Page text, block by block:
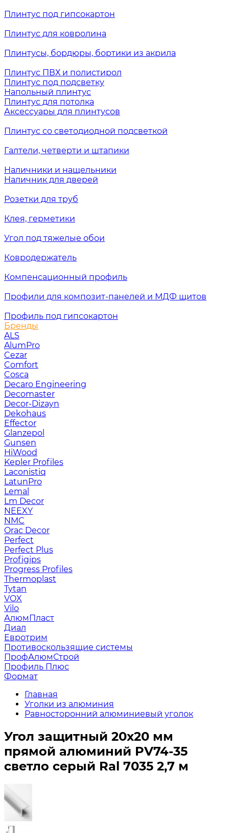
Плинтус под гипсокартон
Плинтус для ковролина
Плинтусы, бордюры, бортики из акрила
Плинтус ПВХ и полистирол
Плинтус под подсветку
Напольный плинтус
Плинтус для потолка
Аксессуары для плинтусов
Плинтус со светодиодной подсветкой
Галтели, четверти и штапики
Наличники и нащельники
Наличник для дверей
Розетки для труб
Клея, герметики
Угол под тяжелые обои
Ковродержатель
Компенсационный профиль
Профили для композит-панелей и МДФ щитов
Профиль под гипсокартон
Бренды
ALS
AlumPro
Cezar
Comfort
Cosca
Decaro Engineering
Decomaster
Decor-Dizayn
Dekohaus
Effector
Glanzepol
Gunsen
HiWood
Kepler Profiles
Laconistiq
LatunPro
Lemal
Lm Decor
NEEXY
NMC
Orac Decor
Perfect
Perfect Plus
Profigips
Progress Profiles
Thermoplast
Tytan
VOX
Vilo
АлюмПласт
Диал
Евротрим
Противоскользящие системы
ПрофАлюмСтрой
Профиль Плюс
Формат
Главная
Уголки из алюминия
Равносторонний алюминиевый уголок
Угол защитный 20х20 мм
прямой алюминий PV74-35
светло серый Ral 7035 2,7 м